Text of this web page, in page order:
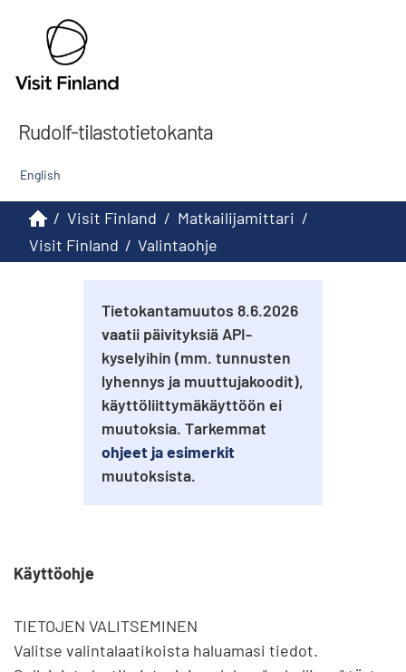
Rudolf-tilastotietokanta
English
/ Visit Finland / Matkailijamittari /
Visit Finland / Valintaohje
Tietokantamuutos 8.6.2026
vaatii päivityksiä API-
kyselyihin (mm. tunnusten
lyhennys ja muuttujakoodit),
käyttöliittymäkäyttöön ei
muutoksia. Tarkemmat
ohjeet ja esimerkit
muutoksista.
Käyttöohje
TIETOJEN VALITSEMINEN
Valitse valintalaatikoista haluamasi tiedot.